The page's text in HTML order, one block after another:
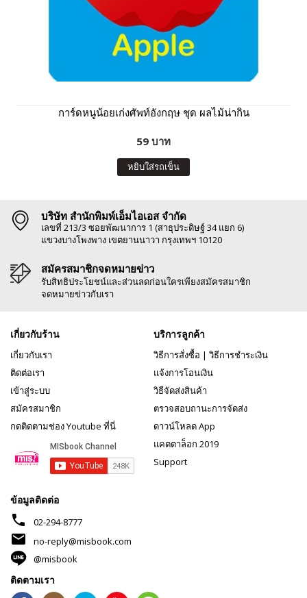
การ์ดหนูน้อยเก่งศัพท์อังกฤษ ชุด ผลไม้น่ากิน
59 บาท
หยิบใส่รถเข็น
บริษัท สำนักพิมพ์เอ็มไอเอส จำกัด
เลขที่ 213/3 ซอยพัฒนาการ 1 (สาธุประดิษฐ์ 34 แยก 6)
แขวงบางโพงพาง เขตยานนาวา กรุงเทพฯ 10120
สมัครสมาชิกจดหมายข่าว
รับสิทธิประโยชน์และส่วนลดก่อนใครเพียงสมัครสมาชิก
จดหมายข่าวกับเรา
เกี่ยวกับร้าน
เกี่ยวกับเรา
ติดต่อเรา
เข้าสู่ระบบ
สมัครสมาชิก
กดติดตามช่อง Youtube ที่นี่
บริการลูกค้า
วิธีการสั่งซื้อ | วิธีการชำระเงิน
แจ้งการโอนเงิน
วิธีจัดส่งสินค้า
ตรวจสอบถานะการจัดส่ง
ดาวน์โหลด App
แคตตาล็อก 2019
Support
ข้อมูลติดต่อ
phone 02-294-8777
mail
no-reply@misbook.com
@misbook
ติดตามเรา